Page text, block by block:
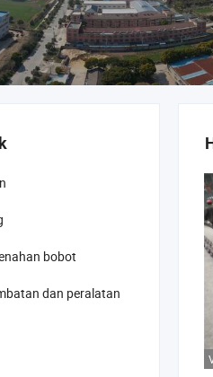
bobot
dan peralatan